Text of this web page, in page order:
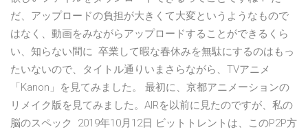
だ、アップロードの負担が大きくて大変というようなもので
はなく、動画をみながらアップロードすることができるくら
い、知らない間に 卒業して暇な春休みを無駄にするのはもっ
たいないので、タイトル通りいまさらながら、TVアニメ
「Kanon」を見てみました。 最初に、京都アニメーションの
リメイク版を見てみました。AIRを以前に見たのですが、私の
脳のスペック 2019年10月12日 ビットトレントは、このP2P方